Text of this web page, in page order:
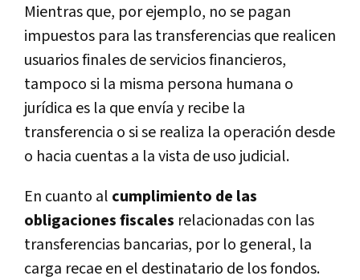
Mientras que, por ejemplo, no se pagan
impuestos para las transferencias que realicen
usuarios finales de servicios financieros,
tampoco si la misma persona humana o
jurídica es la que envía y recibe la
transferencia o si se realiza la operación desde
o hacia cuentas a la vista de uso judicial.
En cuanto al cumplimiento de las
obligaciones fiscales relacionadas con las
transferencias bancarias, por lo general, la
carga recae en el destinatario de los fondos.